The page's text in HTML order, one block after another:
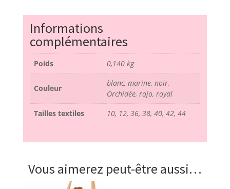
Informations
complémentaires
Poids 0,140 kg
Couleur
blanc, marine, noir,
Orchidée, rojo, royal
Tailles textiles
10, 12, 36, 38, 40, 42, 44
Vous aimerez peut-être aussi…